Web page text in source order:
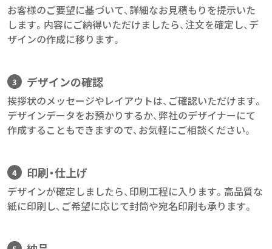
お客様のご要望に基づいて、詳細なお見積もりを提示いた
します。内容にご納得いただけましたら、注文を確定し、デ
ザインの作成に移ります。
デザインの確認
挨拶状のメッセージやレイアウトは、ご確認いただけます。
デザインデータをお預かりするか、弊社のデザイナーにて
作成することもできますので、お気軽にご相談ください。
印刷・仕上げ
デザインが確定しましたら、印刷工程に入ります。高品質な
紙に印刷し、ご希望に応じて封筒や宛名印刷も承ります。